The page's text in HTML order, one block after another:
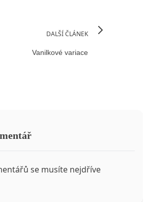
DALŠÍ ČLÁNEK
Vanilkové variace
se musíte nejdříve